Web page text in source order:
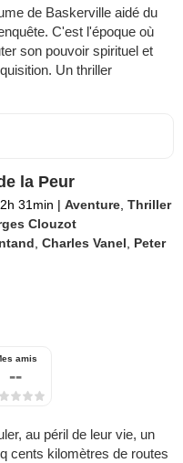
de Baskerville aidé du
C'est l'époque où
son pouvoir spirituel et
Un thriller
la Peur
2h 31min | Aventure ,Thriller
Clouzot
,Charles Vanel
Peter
amis
--
au péril de leur vie, un
cents kilomètres de routes